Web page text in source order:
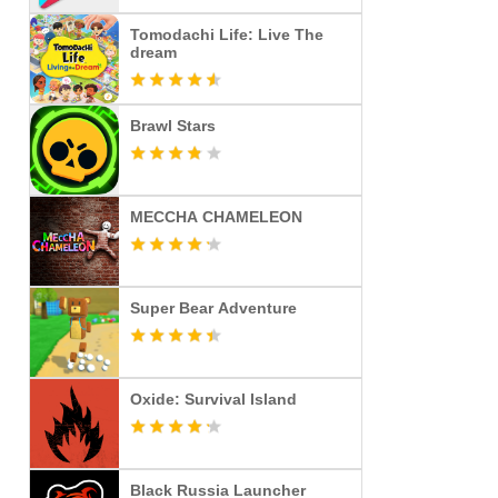
Tomodachi Life: Live The
dream
Brawl Stars
MECCHA CHAMELEON
Super Bear Adventure
Oxide: Survival Island
Black Russia Launcher